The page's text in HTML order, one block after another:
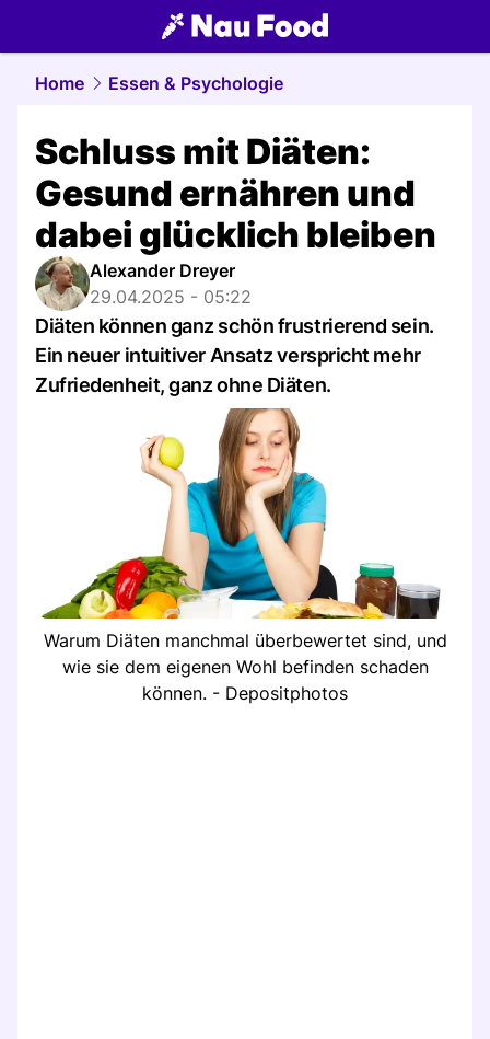
food.NAU.ch
Home Essen & Psychologie
Schluss mit Diäten:
Gesund ernähren und
dabei glücklich bleiben
Alexander Dreyer
29.04.2025 - 05:22
Diäten können ganz schön frustrierend sein.
Ein neuer intuitiver Ansatz verspricht mehr
Zufriedenheit, ganz ohne Diäten.
Warum Diäten manchmal überbewertet sind, und
wie sie dem eigenen Wohl befinden schaden
können. - Depositphotos